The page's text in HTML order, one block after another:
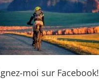
moi sur Facebook!